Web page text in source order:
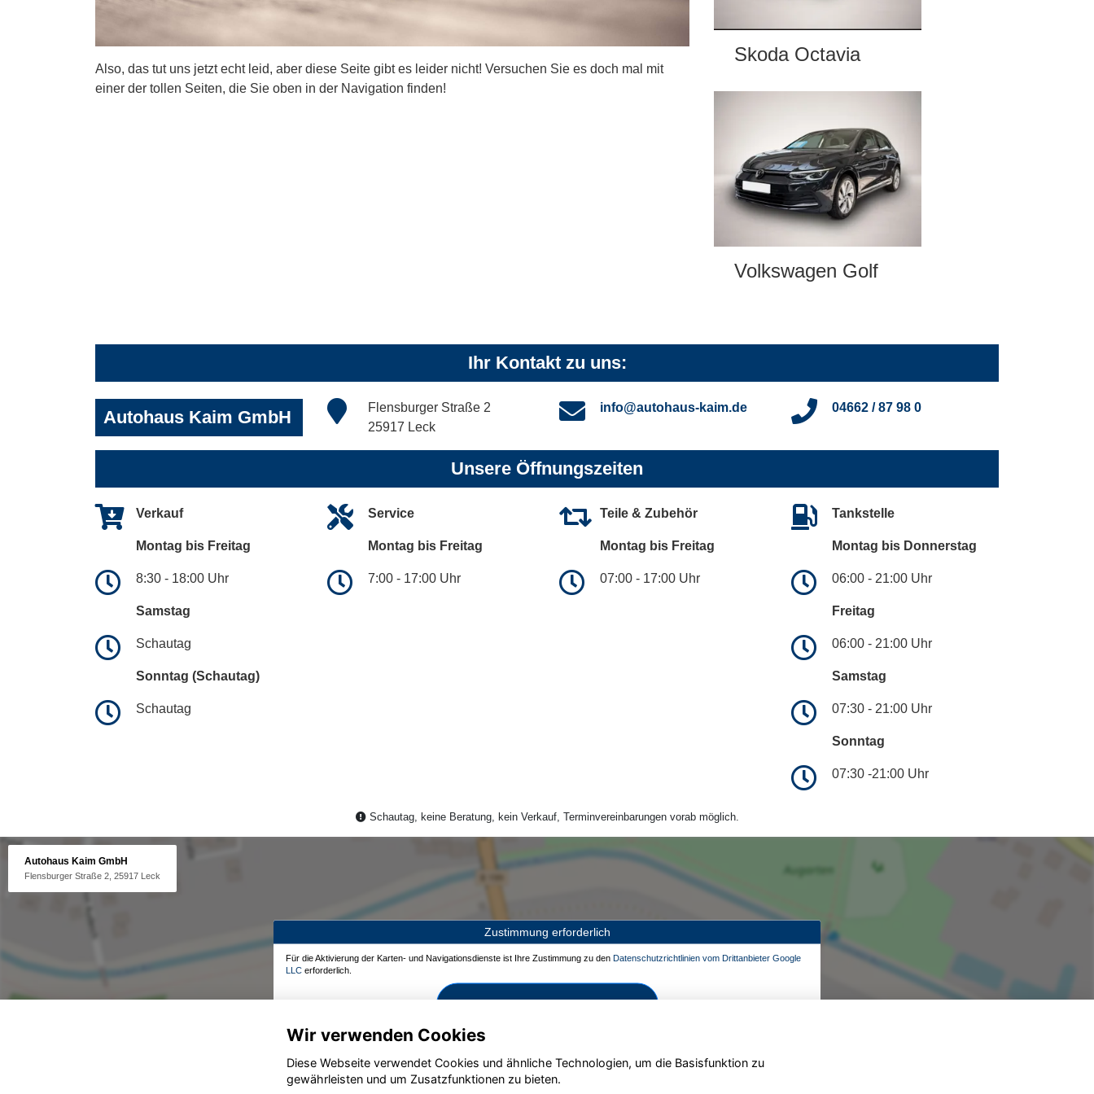
Also, das tut uns jetzt echt leid, aber diese Seite gibt es leider nicht! Versuchen Sie es doch mal mit
einer der tollen Seiten, die Sie oben in der Navigation finden!
Skoda Octavia
Volkswagen Golf
Ihr Kontakt zu uns:
Autohaus Kaim GmbH
Flensburger Straße 2
25917 Leck
info@autohaus-kaim.de 04662 / 87 98 0
Unsere Öffnungszeiten
Verkauf
Montag bis Freitag
8:30 - 18:00 Uhr
Samstag
Schautag
Sonntag (Schautag)
Schautag
Service
Montag bis Freitag
7:00 - 17:00 Uhr
Teile & Zubehör
Montag bis Freitag
07:00 - 17:00 Uhr
Tankstelle
Montag bis Donnerstag
06:00 - 21:00 Uhr
Freitag
06:00 - 21:00 Uhr
Samstag
07:30 - 21:00 Uhr
Sonntag
07:30 -21:00 Uhr
Schautag, keine Beratung, kein Verkauf, Terminvereinbarungen vorab möglich.
Autohaus Kaim GmbH
Flensburger Straße 2, 25917 Leck
Zustimmung erforderlich
Für die Aktivierung der Karten- und Navigationsdienste ist Ihre Zustimmung zu den Datenschutzrichtlinien vom Drittanbieter Google
LLC erforderlich.
Zustimmen und aktivieren
Wir verwenden Cookies
Diese Webseite verwendet Cookies und ähnliche Technologien, um die Basisfunktion zu
gewährleisten und um Zusatzfunktionen zu bieten.